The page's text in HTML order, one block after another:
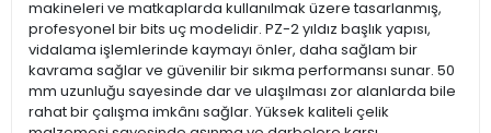
makineleri ve matkaplarda kullanılmak üzere tasarlanmış,
profesyonel bir bits uç modelidir. PZ-2 yıldız başlık yapısı,
vidalama işlemlerinde kaymayı önler, daha sağlam bir
kavrama sağlar ve güvenilir bir sıkma performansı sunar. 50
mm uzunluğu sayesinde dar ve ulaşılması zor alanlarda bile
rahat bir çalışma imkânı sağlar. Yüksek kaliteli çelik